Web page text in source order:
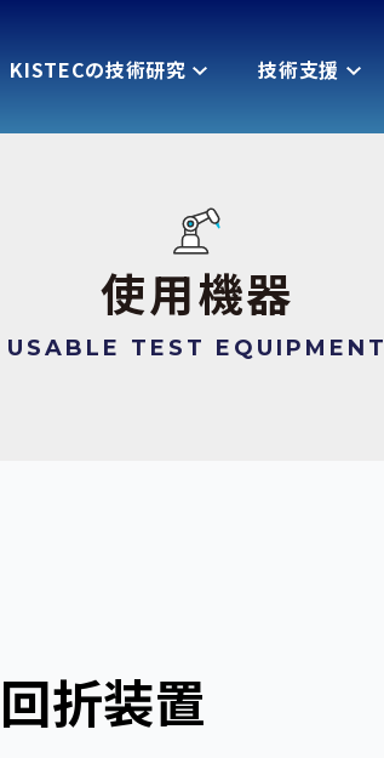
KISTECの技術研究 技術支援
使用機器
USABLE TEST EQUIPMENT
折装置